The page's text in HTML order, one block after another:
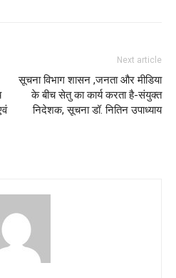
Next article
सूचना विभाग शासन ,जनता और मीडिया
के बीच सेतु का कार्य करता है-संयुक्त
निदेशक, सूचना डॉ. नितिन उपाध्याय